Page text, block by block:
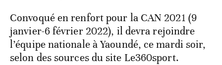
Convoqué en renfort pour la CAN 2021 (9
janvier-6 février 2022), il devra rejoindre
l’équipe nationale à Yaoundé, ce mardi soir,
selon des sources du site Le360sport.